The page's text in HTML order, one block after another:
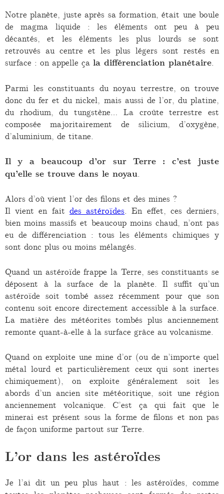
Notre planète, juste après sa formation, était une boule
de magma liquide : les éléments ont peu à peu
décantés, et les éléments les plus lourds se sont
retrouvés au centre et les plus légers sont restés en
surface : on appelle ça la différenciation planétaire.
Parmi les constituants du noyau terrestre, on trouve
donc du fer et du nickel, mais aussi de l’or, du platine,
du rhodium, du tungstène… La croûte terrestre est
composée majoritairement de silicium, d’oxygène,
d’aluminium, de titane.
Il y a beaucoup d’or sur Terre : c’est juste
qu’elle se trouve dans le noyau
Alors d’où vient l’or des filons et des mines ?
Il vient en fait des astéroïdes. En effet, ces derniers,
bien moins massifs et beaucoup moins chaud, n’ont pas
eu de différenciation : tous les éléments chimiques y
sont donc plus ou moins mélangés.
Quand un astéroïde frappe la Terre, ses constituants se
déposent à la surface de la planète. Il suffit qu’un
astéroïde soit tombé assez récemment pour que son
contenu soit encore directement accessible à la surface.
La matière des météorites tombés plus anciennement
remonte quant-à-elle à la surface grâce au volcanisme.
Quand on exploite une mine d’or (ou de n’importe quel
métal lourd et particulièrement ceux qui sont inertes
chimiquement), on exploite généralement soit les
abords d’un ancien site météoritique, soit une région
anciennement volcanique. C’est ça qui fait que le
minerai est présent sous la forme de filons et non pas
de façon uniforme partout sur Terre.
L’or dans les astéroïdes
Je l’ai dit un peu plus haut : les astéroïdes, comme